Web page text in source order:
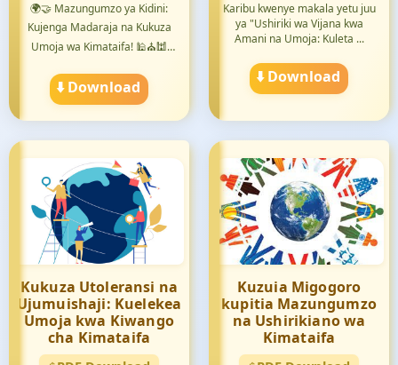
🌍🤝 Mazungumzo ya Kidini:
Kujenga Madaraja na Kukuza
Umoja wa Kimataifa! 🕌⛪️🕍
⬇️ Download
Karibu kwenye makala yetu juu
ya "Ushiriki wa Vijana kwa
Amani na Umoja: Kuleta ...
⬇️ Download
Kukuza Utoleransi na
Ujumuishaji: Kuelekea
Umoja kwa Kiwango
cha Kimataifa
Kuzuia Migogoro
kupitia Mazungumzo
na Ushirikiano wa
Kimataifa